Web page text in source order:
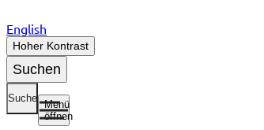
English
Hoher Kontrast
Suchen
Suche
Menü
öffnen